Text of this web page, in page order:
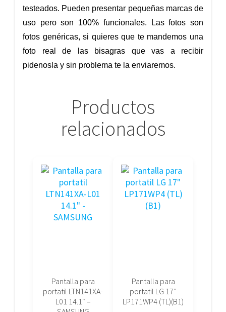
testeados. Pueden presentar pequeñas marcas de
uso pero son 100% funcionales. Las fotos son
fotos genéricas, si quieres que te mandemos una
foto real de las bisagras que vas a recibir
pidenosla y sin problema te la enviaremos.
Productos
relacionados
Pantalla para
portatil LTN141XA-
L01 14.1″ –
Pantalla para
portatil LG 17″
LP171WP4 (TL)(B1)